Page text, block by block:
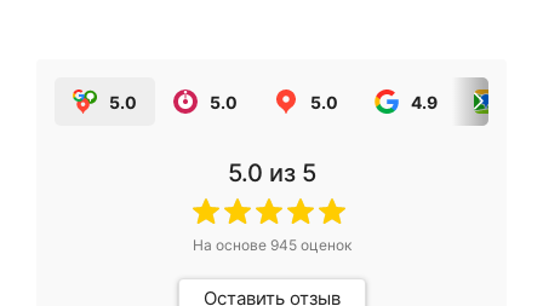
5.0 5.0 5.0 4.9
5.0 из 5
На основе 945оценок
Оставить отзыв